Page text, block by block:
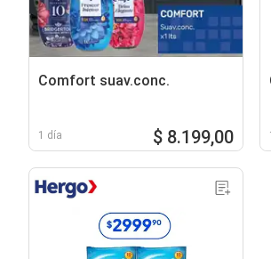
Comfort suav.conc.
1 día $ 8.199,00